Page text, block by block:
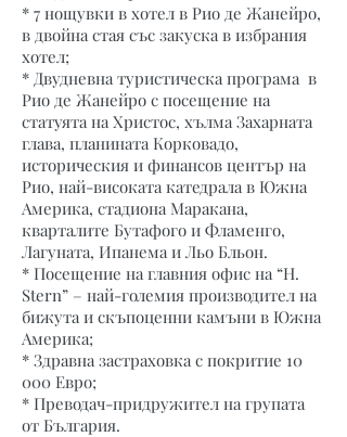
* 7 нощувки в хотел в Рио де Жанейро,
в двойна стая със закуска в избрания
хотел;
* Двудневна туристическа програма в
Рио де Жанейро с посещение на
статуята на Христос, хълма Захарната
глава, планината Корковадо,
историческия и финансов център на
Рио, най-високата катедрала в Южна
Америка, стадиона Маракана,
кварталите Бутафого и Фламенго,
Лагуната, Ипанема и Льо Бльон.
* Посещение на главния офис на “H.
Stern” – най-големия производител на
бижута и скъпоценни камъни в Южна
Америка;
* Здравна застраховка с покритие 10
000 Евро;
* Преводач-придружител на групата
от България.